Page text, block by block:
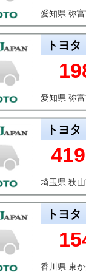
愛知県 弥
トヨタ
愛知県 弥
トヨタ
埼玉県 狭
トヨタ
香川県 東